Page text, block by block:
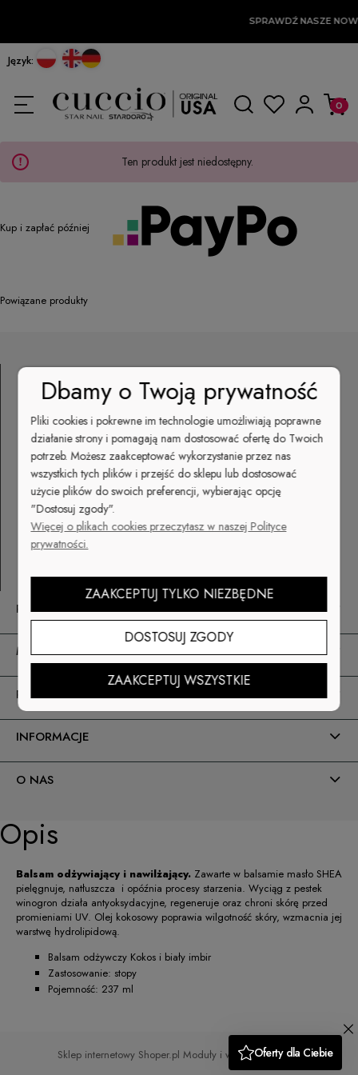
SPRAWDŹ NASZE
Język:
Ten produkt jest niedostępny.
Kup i zapłać później
Powiązane produkty
POMOC
MOJE KONTO
PŁATNOŚCI I DOSTAWA
INFORMACJE
O NAS
cuccio.pl | CUCCIO - STAR NAIL -
STARDORO
Lipiny 2
92-701 Łódź
NIP: 725 000 62 20
sklep@cuccio.pl
+48 512 041 222
Opis
Balsam odżywiający i nawilżający. Zawarte w balsamie masło SHEA
pielęgnuje, natłuszcza i opóźnia procesy starzenia. Wyciąg z pestek
winogron działa antyoksydacyjne, regeneruje oraz chroni skórę przed
promieniami UV. Olej kokosowy poprawia wilgotność skóry, wzmacnia jej
warstwę hydrolipidową.
Balsam odżywczy Kokos i biały imbir
Zastosowanie: stopy
Pojemność: 237 ml
Sklep internetowy Shoper.pl Moduły i wtyczki imodules
Dbamy o Twoją prywatność
Pliki cookies i pokrewne im technologie umożliwiają poprawne
działanie strony i pomagają nam dostosować ofertę do Twoich
potrzeb. Możesz zaakceptować wykorzystanie przez nas
wszystkich tych plików i przejść do sklepu lub dostosować
użycie plików do swoich preferencji, wybierając opcję
"Dostosuj zgody".
Więcej o plikach cookies przeczytasz w naszej Polityce
prywatności.
ZAAKCEPTUJ TYLKO NIEZBĘDNE
DOSTOSUJ ZGODY
ZAAKCEPTUJ WSZYSTKIE